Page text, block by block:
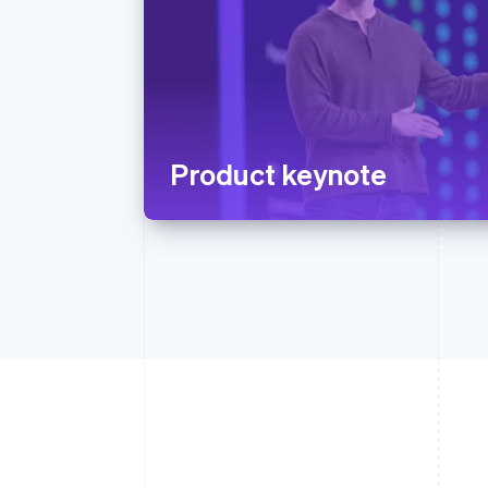
Product keynote